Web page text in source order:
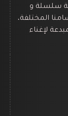
سلسلة و
المختلفة،
لإغناء